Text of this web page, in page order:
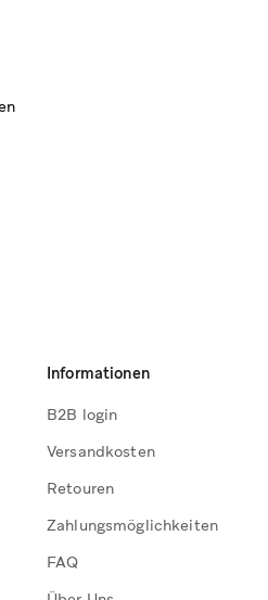
Informationen
B2B login
Versandkosten
Retouren
Zahlungsmöglichkeiten
FAQ